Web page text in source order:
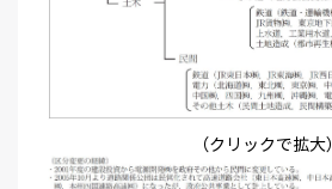
（クリックで拡大）